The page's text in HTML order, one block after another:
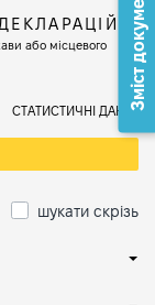
або місцевого
СТАТИСТИЧНІ ДАНІ
шукати скрізь
Зміст документа